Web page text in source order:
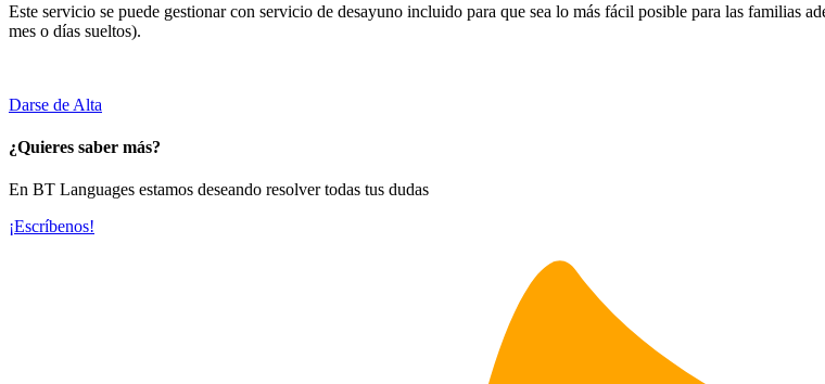
Este servicio se puede gestionar con servicio de desayuno incluido para que sea lo más fácil posible para las familias
mes o días sueltos).
Darse de Alta
¿Quieres saber más?
En BT Languages estamos deseando resolver todas tus dudas
¡Escríbenos!